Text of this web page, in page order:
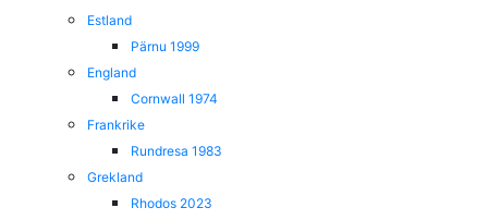
Estland
Pärnu 1999
England
Cornwall 1974
Frankrike
Rundresa 1983
Grekland
Rhodos 2023